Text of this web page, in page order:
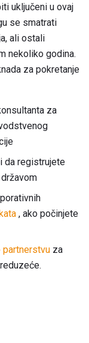
uključeni u ovaj
se smatrati
ali ostali
nekoliko godina.
za pokretanje
za
da registrujete
, ako počinjete
partnerstvu za